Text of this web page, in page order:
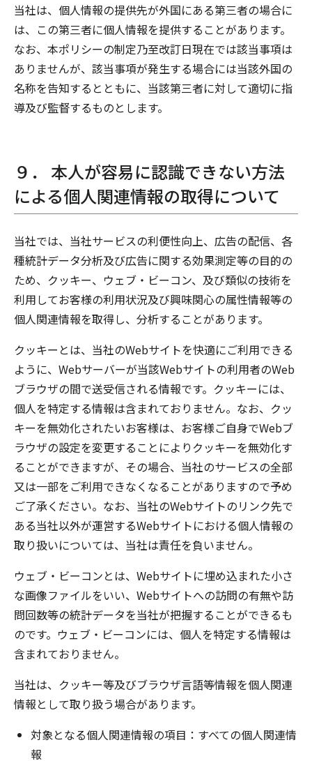
当社は、個人情報の提供先が外国にある第三者の場合に
は、この第三者に個人情報を提供することがあります。
なお、本ポリシーの制定乃至改訂日現在では該当事項は
ありませんが、該当事項が発生する場合には当該外国の
名称を告知するとともに、当該第三者に対して適切に指
導及び監督するものとします。
９． 本人が容易に認識できない方法
による個人関連情報の取得について
当社では、当社サービスの利便性向上、広告の配信、各
種統計データ分析及び広告に関する効果測定等の目的の
ため、クッキー、ウェブ・ビーコン、及び類似の技術を
利用してお客様の利用状況及び興味関心の属性情報等の
個人関連情報を取得し、分析することがあります。
クッキーとは、当社のWebサイトを快適にご利用できる
ように、Webサーバーが当該Webサイトの利用者のWeb
ブラウザの間で送受信される情報です。クッキーには、
個人を特定する情報は含まれておりません。なお、クッ
キーを無効化されたいお客様は、お客様ご自身でWebブ
ラウザの設定を変更することによりクッキーを無効化す
ることができますが、その場合、当社のサービスの全部
又は一部をご利用できなくなることがありますので予め
ご了承ください。なお、当社のWebサイトのリンク先で
ある当社以外が運営するWebサイトにおける個人情報の
取り扱いについては、当社は責任を負いません。
ウェブ・ビーコンとは、Webサイトに埋め込まれた小さ
な画像ファイルをいい、Webサイトへの訪問の有無や訪
問回数等の統計データを当社が把握することができるも
のです。ウェブ・ビーコンには、個人を特定する情報は
含まれておりません。
当社は、クッキー等及びブラウザ言語等情報を個人関連
情報として取り扱う場合があります。
対象となる個人関連情報の項目：すべての個人関連情
報